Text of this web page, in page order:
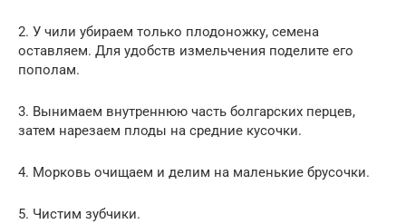
2. У чили убираем только плодоножку, семена
оставляем. Для удобств измельчения поделите его
пополам.
3. Вынимаем внутреннюю часть болгарских перцев,
затем нарезаем плоды на средние кусочки.
4. Морковь очищаем и делим на маленькие брусочки.
5. Чистим зубчики.